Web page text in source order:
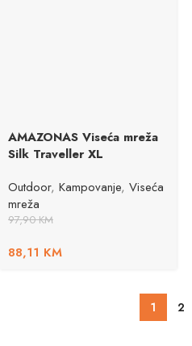
AMAZONAS Viseća mreža
Silk Traveller XL
Outdoor, Kampovanje, Viseća
mreža
97,90KM
88,11 KM
1 2